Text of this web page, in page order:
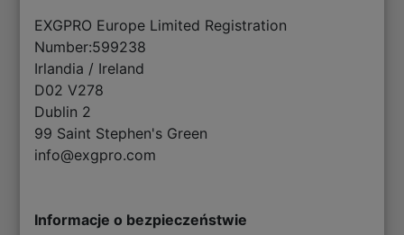
EXGPRO Europe Limited Registration
Number:599238
Irlandia / Ireland
D02 V278
Dublin 2
99 Saint Stephen's Green
info@exgpro.com
Informacje o bezpieczeństwie